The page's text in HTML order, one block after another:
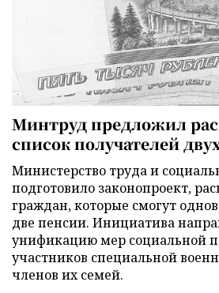
Минтруд предложил
список получателей
Министерство труда и
подготовило законопроект,
граждан, которые смогут
две пенсии. Инициатива
унификацию мер социальной
участников специальной
членов их семей.